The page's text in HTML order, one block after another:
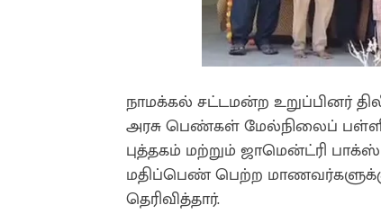
நாமக்கல் சட்டமன்ற உறுப்பினர்
அரசு பெண்கள் மேல்நிலைப்
புத்தகம் மற்றும் ஜாமென்ட்ரி
மதிப்பெண் பெற்ற மாணவர்களுக்கு
தெரிவித்தார்.